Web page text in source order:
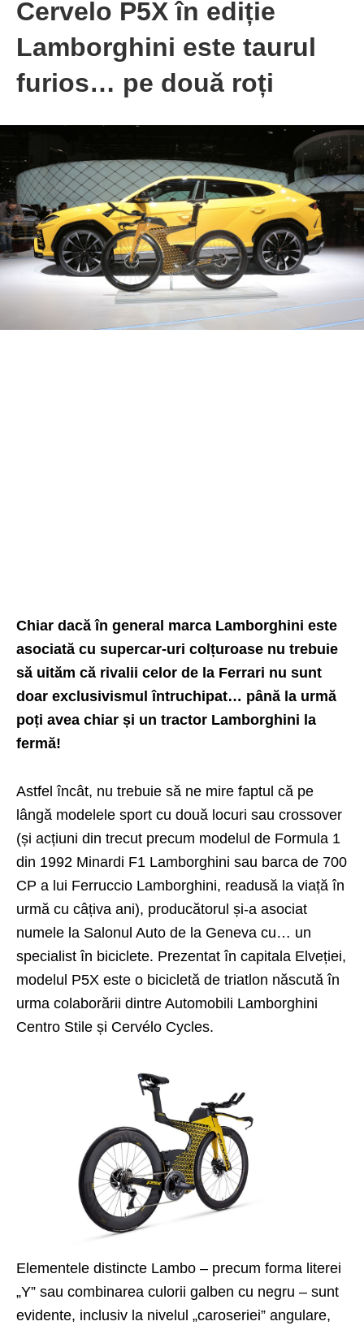
Cervelo P5X în ediție
Lamborghini este taurul
furios… pe două roți
Chiar dacă în general marca Lamborghini este
asociată cu supercar-uri colțuroase nu trebuie
să uităm că rivalii celor de la Ferrari nu sunt
doar exclusivismul întruchipat… până la urmă
poți avea chiar și un tractor Lamborghini la
fermă!
Astfel încât, nu trebuie să ne mire faptul că pe
lângă modelele sport cu două locuri sau crossover
(și acțiuni din trecut precum modelul de Formula 1
din 1992 Minardi F1 Lamborghini sau barca de 700
CP a lui Ferruccio Lamborghini, readusă la viață în
urmă cu câțiva ani), producătorul și-a asociat
numele la Salonul Auto de la Geneva cu… un
specialist în biciclete. Prezentat în capitala Elveției,
modelul P5X este o bicicletă de triatlon născută în
urma colaborării dintre Automobili Lamborghini
Centro Stile și Cervélo Cycles.
Elementele distincte Lambo – precum forma literei
„Y” sau combinarea culorii galben cu negru – sunt
evidente, inclusiv la nivelul „caroseriei” angulare,